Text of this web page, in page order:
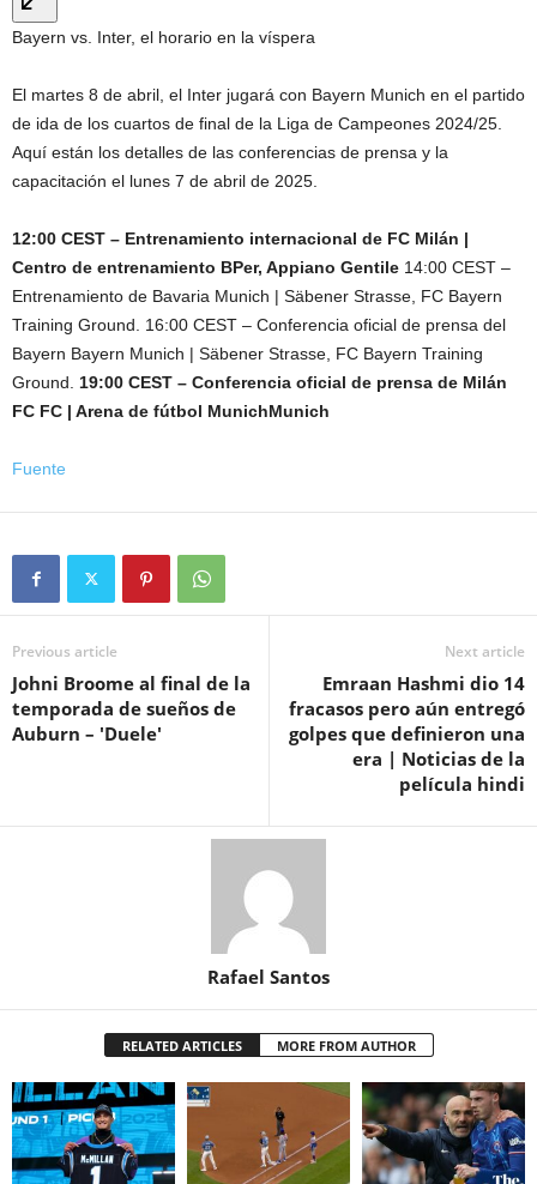
Bayern vs. Inter, el horario en la víspera
El martes 8 de abril, el Inter jugará con Bayern Munich en el partido
de ida de los cuartos de final de la Liga de Campeones 2024/25.
Aquí están los detalles de las conferencias de prensa y la
capacitación el lunes 7 de abril de 2025.
12:00 CEST – Entrenamiento internacional de FC Milán |
Centro de entrenamiento BPer, Appiano Gentile 14:00 CEST –
Entrenamiento de Bavaria Munich | Säbener Strasse, FC Bayern
Training Ground. 16:00 CEST – Conferencia oficial de prensa del
Bayern Bayern Munich | Säbener Strasse, FC Bayern Training
Ground. 19:00 CEST – Conferencia oficial de prensa de Milán
FC FC | Arena de fútbol MunichMunich
Fuente
Previous article
Johni Broome al final de la
temporada de sueños de
Auburn – 'Duele'
Next article
Emraan Hashmi dio 14
fracasos pero aún entregó
golpes que definieron una
era | Noticias de la
película hindi
Rafael Santos
RELATED ARTICLES MORE FROM AUTHOR